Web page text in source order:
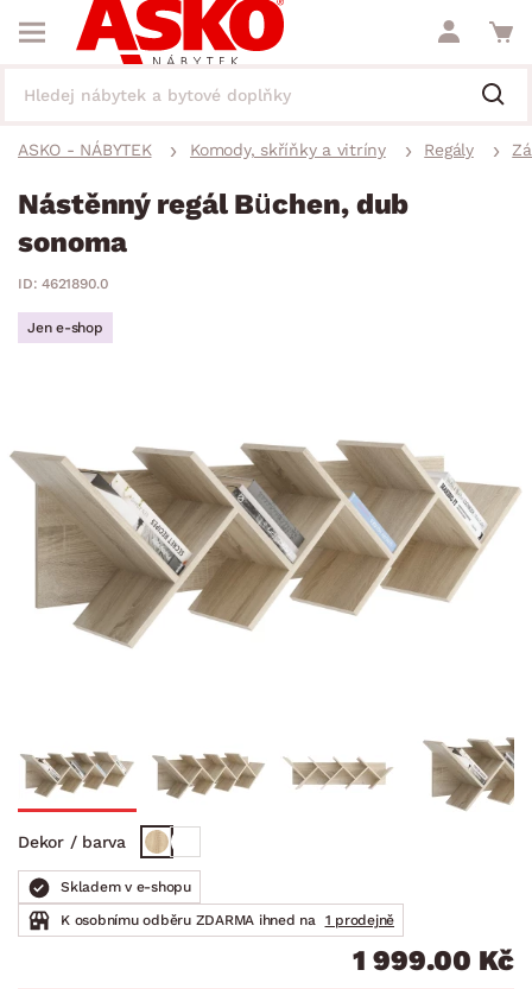
ASKO - NÁBYTEK Komody, skříňky a vitríny Regály
Nástěnný regál Büchen, dub
sonoma
ID: 4621890.0
Jen e-shop
Dekor / barva
Skladem v e-shopu
K osobnímu odběru ZDARMA ihned na
1 prodejně
1 999.00 Kč